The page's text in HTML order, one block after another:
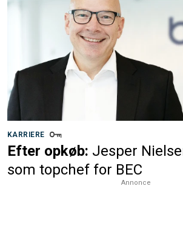
KARRIERE
Efter opkøb: Jesper
som topchef for BEC
Annonce